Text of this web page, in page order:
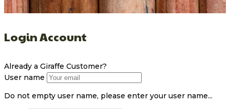
Login Account
Already a Giraffe Customer?
User name
Do not empty user name, please enter your user name...